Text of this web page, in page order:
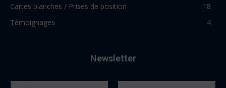
Cartes blanches / Prises de position
18
Témoignages
4
Newsletter